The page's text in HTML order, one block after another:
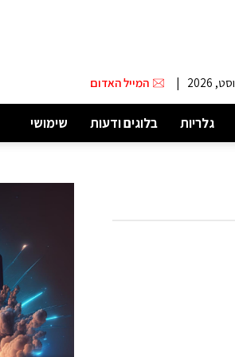
| המייל האדום
גלריות בלוגים ודעות שימושי